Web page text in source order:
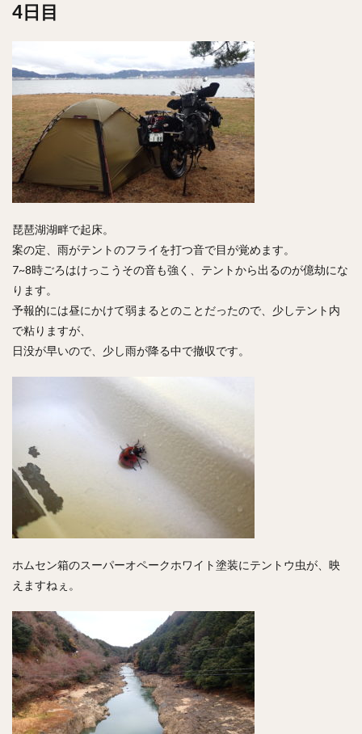
4日目
琵琶湖湖畔で起床。
案の定、雨がテントのフライを打つ音で目が覚めます。
7~8時ごろはけっこうその音も強く、テントから出るのが億劫にな
ります。
予報的には昼にかけて弱まるとのことだったので、少しテント内
で粘りますが、
日没が早いので、少し雨が降る中で撤収です。
ホムセン箱のスーパーオペークホワイト塗装にテントウ虫が、映
えますねぇ。